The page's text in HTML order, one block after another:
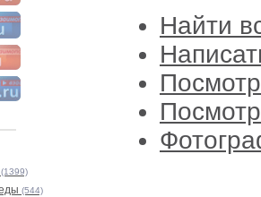
(1399)
(544)
Найти